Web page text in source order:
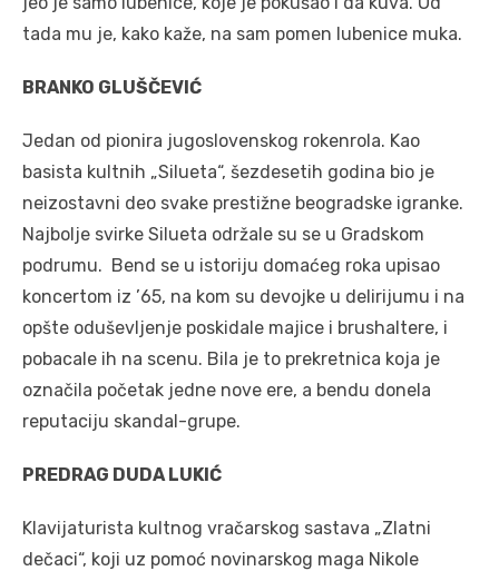
tada mu je, kako kaže, na sam pomen lubenice muka.
BRANKO GLUŠČEVIĆ
Jedan od pionira jugoslovenskog rokenrola. Kao
basista kultnih „Silueta“, šezdesetih godina bio je
neizostavni deo svake prestižne beogradske igranke.
Najbolje svirke Silueta održale su se u Gradskom
podrumu. Bend se u istoriju domaćeg roka upisao
koncertom iz ’65, na kom su devojke u delirijumu i na
opšte oduševljenje poskidale majice i brushaltere, i
pobacale ih na scenu. Bila je to prekretnica koja je
označila početak jedne nove ere, a bendu donela
reputaciju skandal-grupe.
PREDRAG DUDA LUKIĆ
Klavijaturista kultnog vračarskog sastava „Zlatni
dečaci“, koji uz pomoć novinarskog maga Nikole